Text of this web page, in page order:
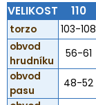
VELIKOST 110
torzo 103-108
obvod
hrudníku
56-61
obvod
pasu
48-52